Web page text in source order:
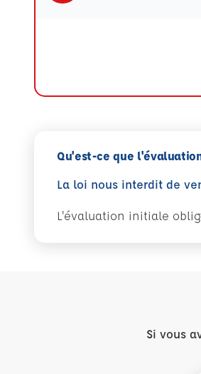
Qu'est-ce que
La loi nous interdit de
L'évaluation initiale
Si vous